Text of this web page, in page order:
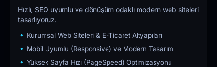
Hızlı, SEO uyumlu ve dönüşüm odaklı modern web siteleri
tasarlıyoruz.
Kurumsal Web Siteleri & E-Ticaret Altyapıları
Mobil Uyumlu (Responsive) ve Modern Tasarım
Yüksek Sayfa Hızı (PageSpeed) Optimizasyonu